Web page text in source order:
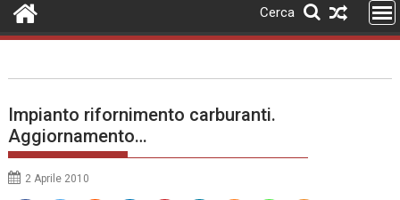
Cerca
Impianto rifornimento carburanti.
Aggiornamento…
2 Aprile 2010